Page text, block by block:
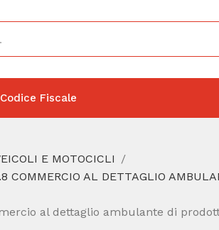
Codice Fiscale
E MOTOCICLI
COMMERCIO AL DETTAGLIO
al dettaglio ambulante di